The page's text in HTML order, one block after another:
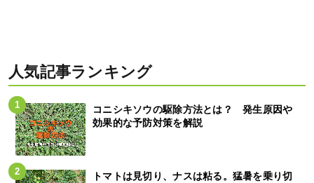
人気記事ランキング
コニシキソウの駆除方法とは？ 発生原因や
効果的な予防対策を解説
トマトは見切り、ナスは粘る。猛暑を乗り切